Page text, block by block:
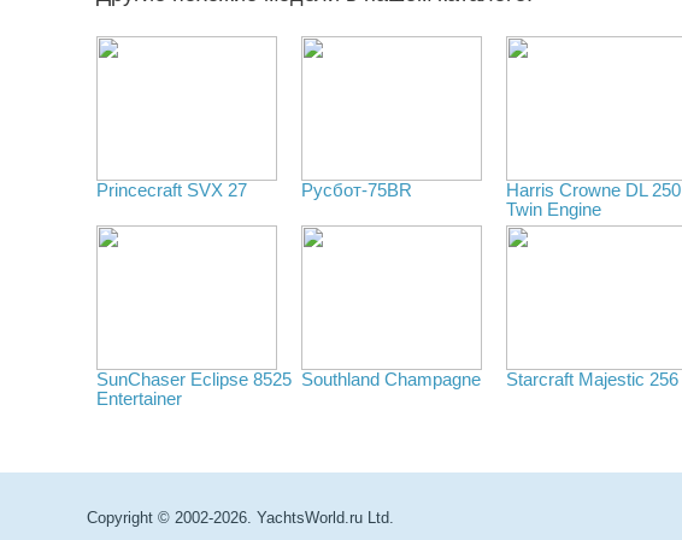
Princecraft SVX 27 Русбот-75BR
Harris Crowne DL 250
Twin Engine
SunChaser Eclipse 8525
Entertainer
Southland Champagne Starcraft Majestic 256
Copyright © 2002-2026. YachtsWorld.ru Ltd.